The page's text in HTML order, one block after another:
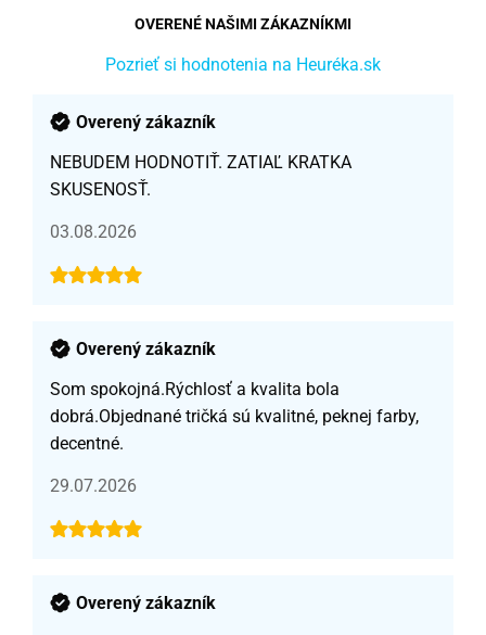
OVERENÉ NAŠIMI ZÁKAZNÍKMI
Pozrieť si hodnotenia na Heuréka.sk
Overený zákazník
NEBUDEM HODNOTIŤ. ZATIAĽ KRATKA
SKUSENOSŤ.
03.08.2026
Overený zákazník
Som spokojná.Rýchlosť a kvalita bola
dobrá.Objednané tričká sú kvalitné, peknej farby,
decentné.
29.07.2026
Overený zákazník